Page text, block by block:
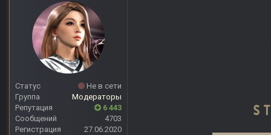
Статус
Не в сети
Группа
Модераторы
Репутация
6 443
Сообщений
4703
Регистрация
27.06.2020